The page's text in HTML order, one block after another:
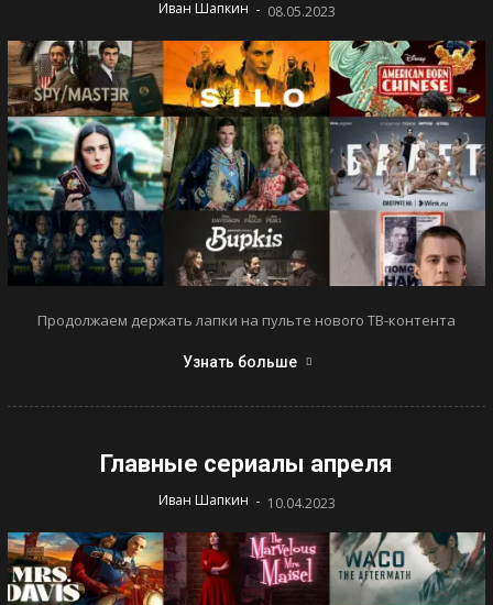
Иван Шапкин - 08.05.2023
Продолжаем держать лапки на пульте нового ТВ-контента
Узнать больше
Главные сериалы апреля
Иван Шапкин - 10.04.2023